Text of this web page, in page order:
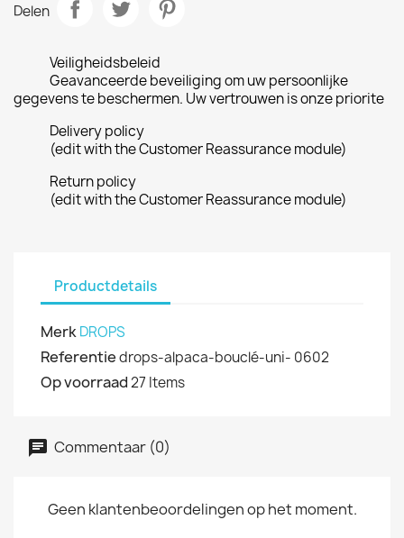
Delen
Veiligheidsbeleid
Geavanceerde beveiliging om uw persoonlijke
gegevens te beschermen. Uw vertrouwen is onze priorite
Delivery policy
(edit with the Customer Reassurance module)
Return policy
(edit with the Customer Reassurance module)
Productdetails
MerkDROPS
Referentiedrops-alpaca-bouclé-uni- 0602
Op voorraad27 Items
Commentaar (0)
Geen klantenbeoordelingen op het moment.